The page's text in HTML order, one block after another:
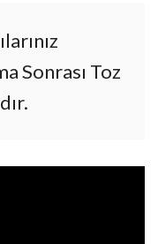
Sonrası Toz